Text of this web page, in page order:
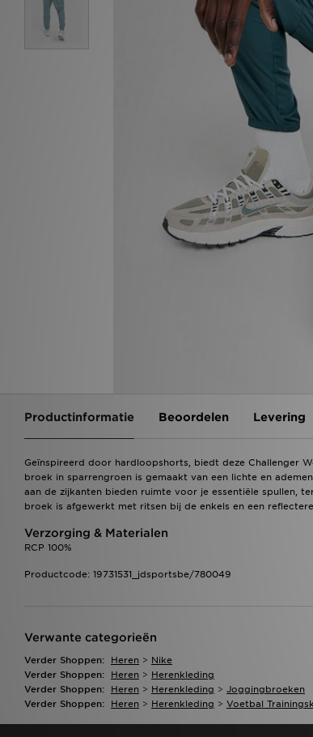
Productinformatie Beoordelen Levering
Geïnspireerd door hardloopshorts, biedt deze Challenger
broek in sparrengroen is gemaakt van een lichte en
aan de zijkanten bieden ruimte voor je essentiële spullen,
broek is afgewerkt met ritsen bij de enkels en een
Verzorging & Materialen
RCP 100%
Productcode: 19731531_jdsportsbe/780049
Verwante categorieën
Verder Shoppen: Heren > Nike
Verder Shoppen:
Heren > Herenkleding
Verder Shoppen:
Heren > Herenkleding > Joggingbroeken
Verder Shoppen:
Heren > Herenkleding > Voetbal